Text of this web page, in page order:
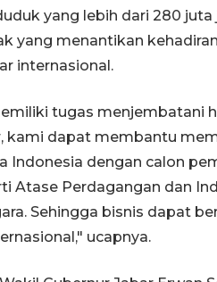
yang lebih dari 280 juta
yang menantikan
internasional.
tugas menjembatani
kami dapat membantu
Indonesia dengan calon
Atase Perdagangan dan
Sehingga bisnis dapat
ucapnya.